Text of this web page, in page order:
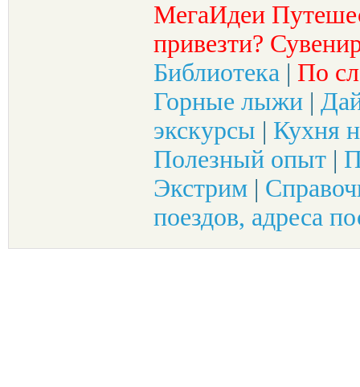
МегаИдеи
привезти?
Библиотека | По
Горные лыжи |
экскурсы | Кухня
Полезный опыт |
Экстрим |
поездов, адреса